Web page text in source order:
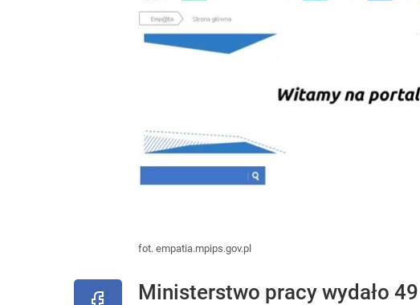
fot. empatia.mpips.gov.pl
Ministerstwo pracy wydało